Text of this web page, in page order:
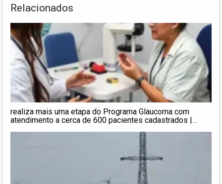
Relacionados
realiza mais uma etapa do Programa Glaucoma com
atendimento a cerca de 600 pacientes cadastrados |